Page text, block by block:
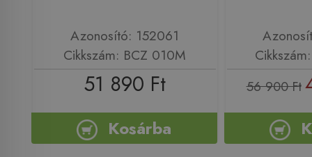
Azonosító: 152061
Cikkszám: BCZ 010M
51 890 Ft
Kosárba
56 900 Ft